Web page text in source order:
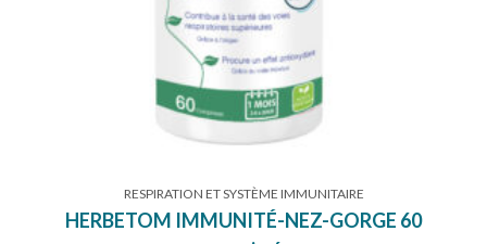
RESPIRATION ET SYSTÈME IMMUNITAIRE
HERBETOM IMMUNITÉ-NEZ-GORGE 60